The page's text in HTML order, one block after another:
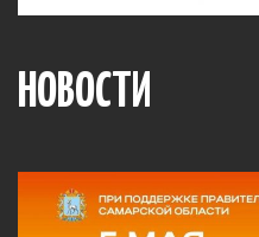
НОВОСТИ